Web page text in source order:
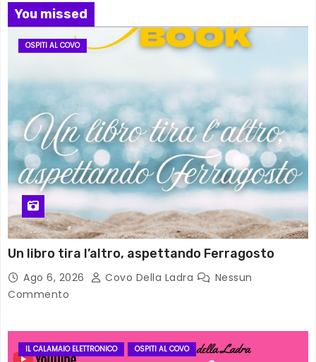
You missed
OSPITI AL COVO
Un libro tira l’altro, aspettando Ferragosto
Ago 6, 2026 Covo Della Ladra
Nessun
Commento
IL CALAMAIO ELETTRONICO OSPITI AL COVO